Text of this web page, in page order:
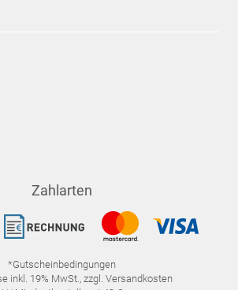
Zahlarten
*Gutscheinbedingungen
inkl. 19% MwSt., zzgl. Versandkosten